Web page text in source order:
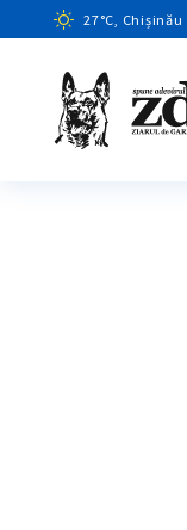
27°C, Chișinău